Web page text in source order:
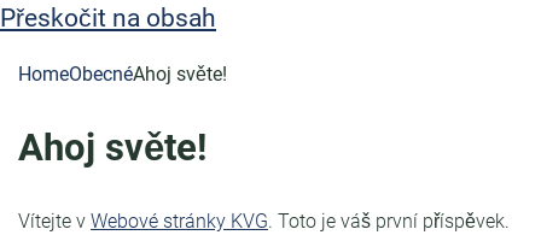
a
Přeskočit na obsah
HomeObecnéAhoj světe!
Ahoj světe!
Vítejte v Webové stránky KVG. Toto je váš první příspěvek.